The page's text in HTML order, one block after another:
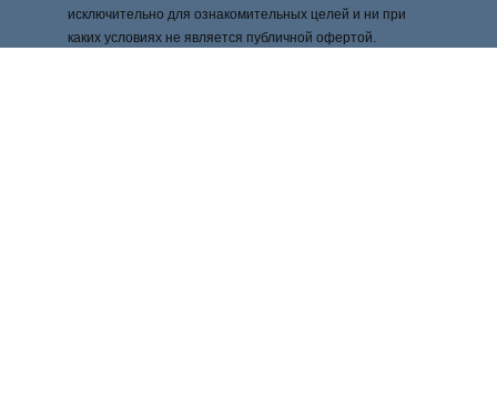
исключительно для ознакомительных целей и ни при
каких условиях не является публичной офертой.